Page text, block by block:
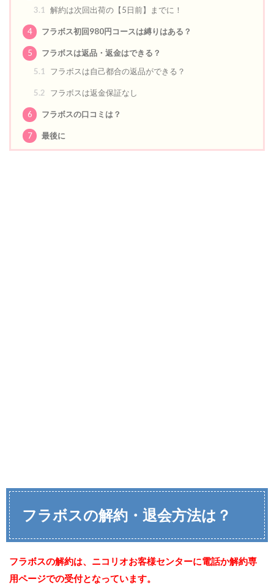
3.1 解約は次回出荷の【5日前】までに！
4 フラボス初回980円コースは縛りはある？
5
フラボスは返品・返金はできる？
5.1
フラボスは自己都合の返品ができる？
5.2 フラボスは返金保証なし
6 フラボスの口コミは？
7 最後に
フラボスの解約・退会方法は？
フラボスの解約は、ニコリオお客様センターに電話か解約専
用ページでの受付となっています。